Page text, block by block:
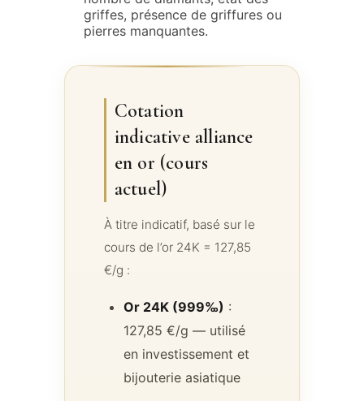
griffes, présence de griffures ou
pierres manquantes.
Cotation
indicative alliance
en or (cours
actuel)
À titre indicatif, basé sur le
cours de l’or 24K = 127,85
€/g :
Or 24K (999‰) :
127,85 €/g — utilisé
en investissement et
bijouterie asiatique